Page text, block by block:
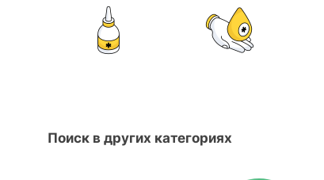
Поиск в других категориях